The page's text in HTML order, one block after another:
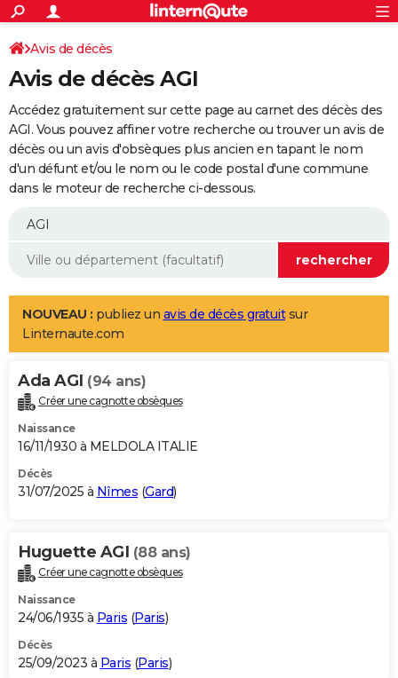
ACTUALITÉS
Politique
Société
Faits Divers
Education
Monde
Villes
+
SPORT
Coupe du monde 2026
Football
Tennis
Cyclisme
Rugby
Forum
Programme TV
TNT
Streaming
Cinéma
Sorties cinéma
Musique
+
FINANCE
Retraite
Impôts
Epargne
Immobilier
Risques naturels par ville
Banque
Assurance
Crédit
AUTO
Essais
Réserver un essai
Citadines
Berlines
SUV
Forum auto
+
Mobiles
Meilleur smartphone
Internet
Ordinateurs
Jeux vidéo
Guide high-tech
Aménagement intérieur
LIFESTYLE
Art de vivre
Bien-être
Loisirs
Mode
Modes de vie
Alimentation
Guide de la santé
Maladies
Médicaments
Sommeil
VOYAGE
Destinations
City break
Voyage nature
Voyage de noces
Forum
Climat
+PHOTO
GUIDES D'ACHAT
BONS PLANS
Carte de Noël
Carte Bonne année
Carte Saint-Valentin
Carte Pâques
Carte d'anniversaire
DICTIONNAIRE
Dictionnaire
Biographies
Citations
Expressions
Proverbes
PROGRAMME TV
S'inscrire
Se connecter
Lycées
Collèges
Primaires
Universités
Entreprises
Service militaire
Avis de recherche
AVIS DE DÉCÈS
Avis de décès
Avis de décès AGI
Accédez gratuitement sur cette page au carnet des décès des
AGI. Vous pouvez affiner votre recherche ou trouver un avis de
décès ou un avis d'obsèques plus ancien en tapant le nom
d'un défunt et/ou le nom ou le code postal d'une commune
dans le moteur de recherche ci-dessous.
NOUVEAU : publiez un avis de décès gratuitsur
Linternaute.com
Ada AGI (94 ans)
Créer une cagnotte obsèques
Naissance
16/11/1930 à MELDOLA ITALIE
Décès
31/07/2025 à Nîmes (Gard)
Huguette AGI (88 ans)
Créer une cagnotte obsèques
Naissance
24/06/1935 à Paris (Paris)
Décès
25/09/2023 à Paris (Paris)